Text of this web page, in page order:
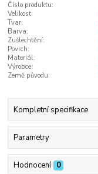
Číslo produktu:
Velikost:
Tvar:
Barva:
Zušlechtění:
Povrch:
Materiál:
Výrobce:
Země původu:
Kompletní specifikace
Parametry
Hodnocení 0